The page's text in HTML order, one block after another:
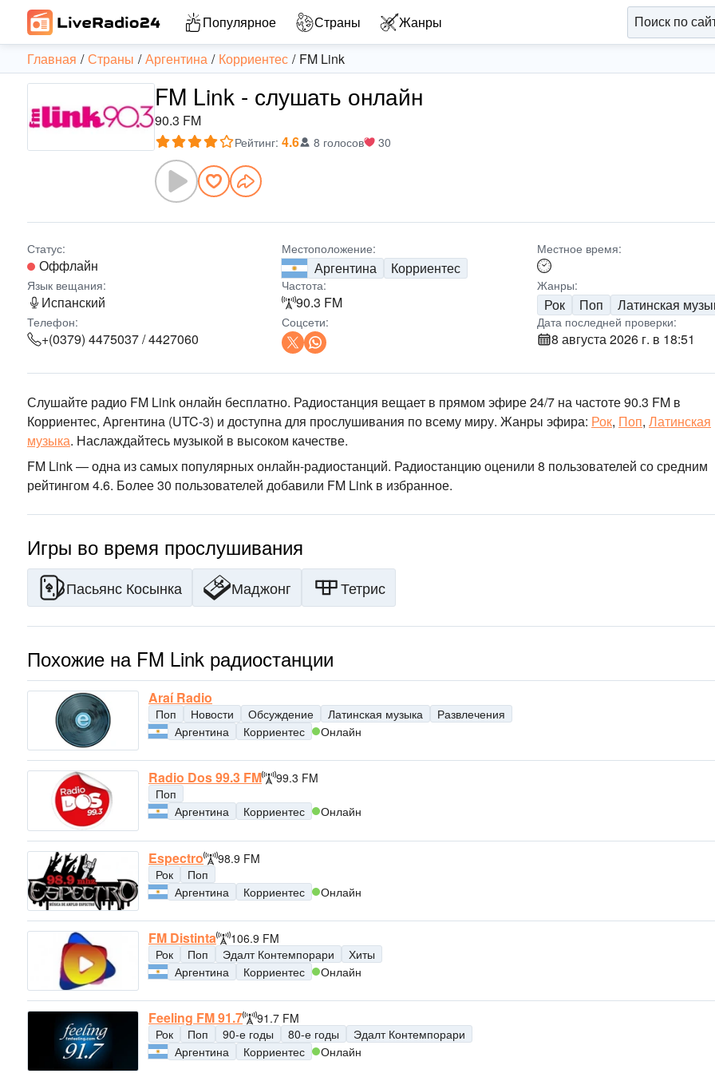
Популярное Страны Жанры
Главная Страны Аргентина Корриентес FM Link
FM Link - слушать онлайн
90.3 FM
Рейтинг: 4.6 8 голосов 30
Статус:
Оффлайн
Местоположение:
Аргентина Корриентес
Местное время:
Язык вещания:
Испанский
Частота:
90.3 FM
Жанры:
Рок Поп Латинская
Телефон:
+(0379) 4475037 / 4427060
Соцсети: Дата последней проверки:
8 августа 2026 г. в 18:51
Слушайте радио FM Link онлайн бесплатно. Радиостанция вещает в прямом эфире 24/7 на частоте 90.3 FM в
Корриентес, Аргентина (UTC-3) и доступна для прослушивания по всему миру. Жанры эфира: Рок, Поп, Латинская
музыка. Наслаждайтесь музыкой в высоком качестве.
FM Link — одна из самых популярных онлайн-радиостанций. Радиостанцию оценили 8 пользователей со средним
рейтингом 4.6. Более 30 пользователей добавили FM Link в избранное.
Игры во время прослушивания
Пасьянс Косынка Маджонг Тетрис
Похожие на FM Link радиостанции
Araí Radio
Поп Новости Обсуждение Латинская музыка
Развлечения
Аргентина
Корриентес Онлайн
Radio Dos 99.3 FM
99.3 FM
Поп
Аргентина
Корриентес Онлайн
Espectro
98.9 FM
Рок
Поп
Аргентина
Корриентес Онлайн
FM Distinta
106.9 FM
Рок
Поп Эдалт Контемпорари
Хиты
Аргентина
Корриентес Онлайн
Feeling FM 91.7
91.7 FM
Рок
Поп 90-е годы 80-е годы
Эдалт Контемпорари
Аргентина
Корриентес Онлайн